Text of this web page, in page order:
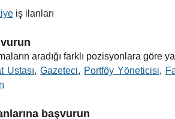
iş ilanları
aradığı farklı pozisyonlara göre
Ustası,Gazeteci, Portföy Yöneticisi,
başvurun